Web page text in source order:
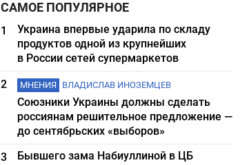
САМОЕ ПОПУЛЯРНОЕ
1
Украина впервые ударила по складу
продуктов одной из крупнейших
в России сетей супермаркетов
2
МНЕНИЯ ВЛАДИСЛАВ ИНОЗЕМЦЕВ
Союзники Украины должны сделать
россиянам решительное предложение —
до сентябрьских «выборов»
3
Бывшего зама Набиуллиной в ЦБ